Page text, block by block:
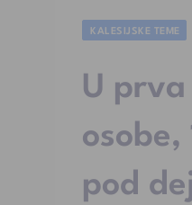
KALESIJSKE TEME
U
pod